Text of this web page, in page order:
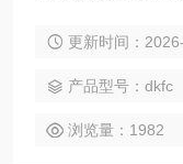
处处彰显人性化设
更新时间：
产品型号：dkfc
浏览量：1982